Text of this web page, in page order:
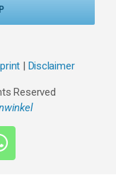
| Disclaimer
Reserved